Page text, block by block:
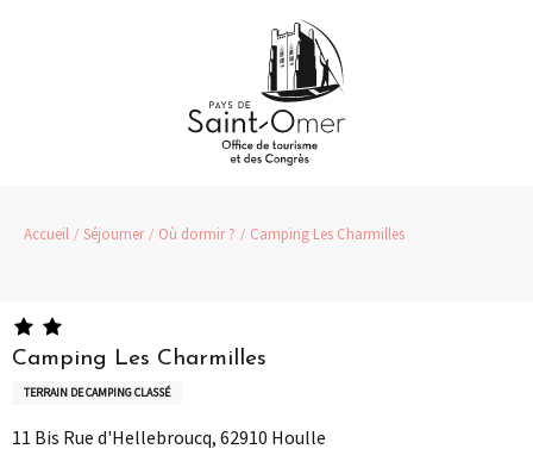
Accueil Séjourner Où dormir ? Camping Les Charmilles
Camping Les Charmilles
TERRAIN DE CAMPING CLASSÉ
11 Bis Rue d'Hellebroucq, 62910 Houlle